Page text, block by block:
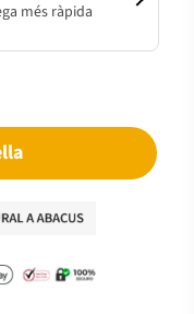
més ràpida